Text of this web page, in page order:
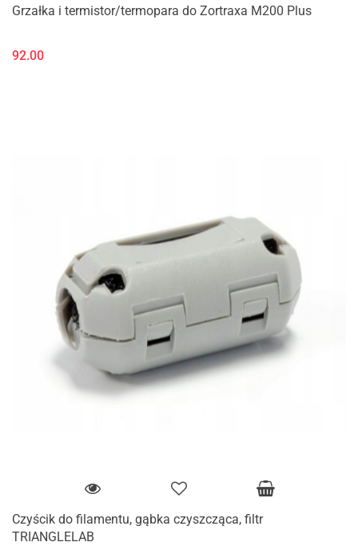
Grzałka i termistor/termopara do Zortraxa M200 Plus
92.00
Czyścik do filamentu, gąbka czyszcząca, filtr
TRIANGLELAB